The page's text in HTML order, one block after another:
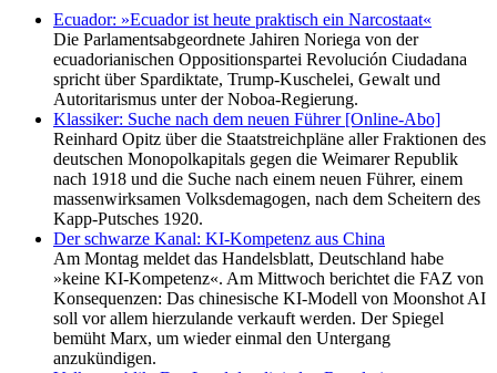
Ecuador: »Ecuador ist heute praktisch ein Narcostaat«
Die Parlamentsabgeordnete Jahiren Noriega von der
ecuadorianischen Oppositionspartei Revolución Ciudadana
spricht über Spardiktate, Trump-Kuschelei, Gewalt und
Autoritarismus unter der Noboa-Regierung.
Klassiker: Suche nach dem neuen Führer [Online-Abo]
Reinhard Opitz über die Staatstreichpläne aller Fraktionen des
deutschen Monopolkapitals gegen die Weimarer Republik
nach 1918 und die Suche nach einem neuen Führer, einem
massenwirksamen Volksdemagogen, nach dem Scheitern des
Kapp-Putsches 1920.
Der schwarze Kanal: KI-Kompetenz aus China
Am Montag meldet das Handelsblatt, Deutschland habe
»keine KI-Kompetenz«. Am Mittwoch berichtet die FAZ von
Konsequenzen: Das chinesische KI-Modell von Moonshot AI
soll vor allem hierzulande verkauft werden. Der Spiegel
bemüht Marx, um wieder einmal den Untergang
anzukündigen.